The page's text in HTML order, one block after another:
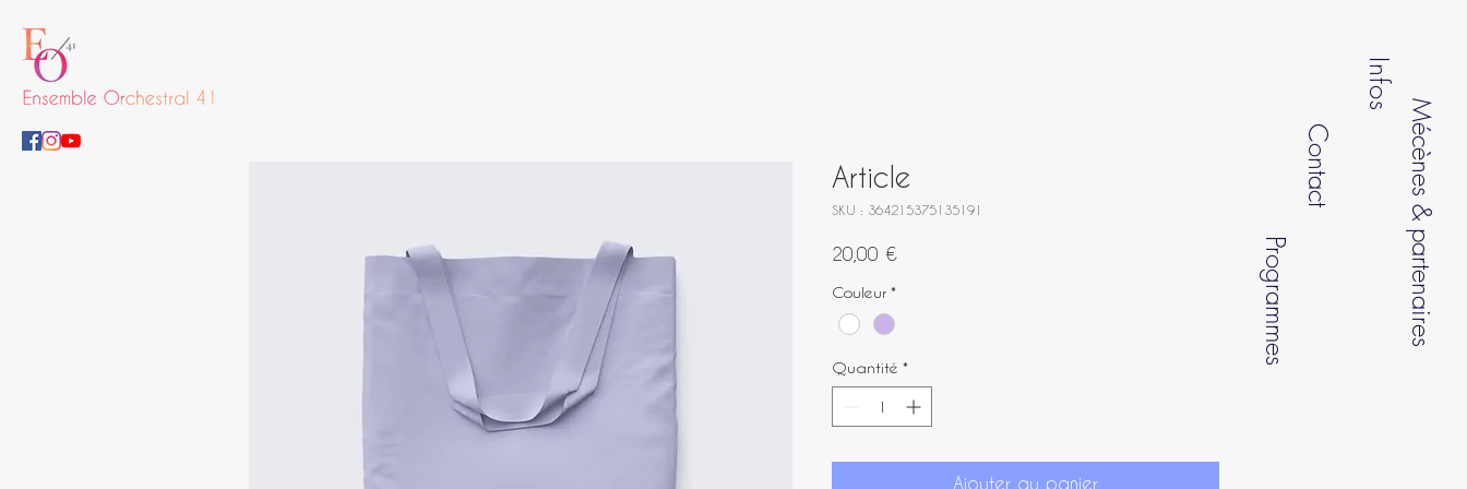
Programmes
Contact Mécènes & partenaires
Infos
Article
SKU : 364215375135191
20,00 €Prix
Couleur *
Quantité *
Ajouter au panier